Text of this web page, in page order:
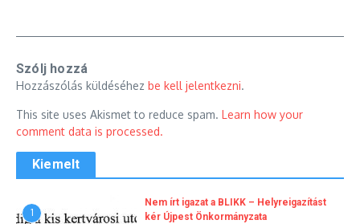
Szólj hozzá
Hozzászólás küldéséhez be kell jelentkezni.
This site uses Akismet to reduce spam. Learn how your
comment data is processed.
Kiemelt
1
Nem írt igazat a BLIKK – Helyreigazítást
kér Újpest Önkormányzata